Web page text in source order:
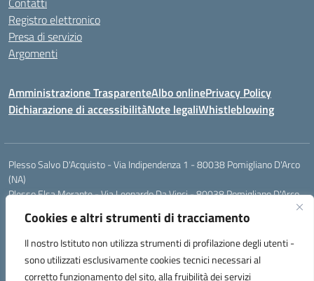
Cookies e altri strumenti di tracciamento
Il nostro Istituto non utilizza strumenti di profilazione degli utenti -
sono utilizzati esclusivamente cookies tecnici necessari al
corretto funzionamento del sito, alla fruibilità dei servizi
Registro elettronico
Presa di servizio
Argomenti
Amministrazione TrasparenteAlbo onlinePrivacy Policy
Dichiarazione di accessibilitàNote legaliWhistleblowing
Plesso Salvo D'Acquisto - Via Indipendenza 1 - 80038 Pomigliano D'Arco
(NA)
Plesso Elsa Morante - Via Leonardo Da Vinci - 80038 Pomigliano D'Arco
Plesso Leone - Via Pascoli - 80038 Pomigliano D'Arco (NA)
Tel.:0813177304 - Mail: naic8g1003@istruzione.it - Pec:
Codice Univoco ufficio: UIECQ7